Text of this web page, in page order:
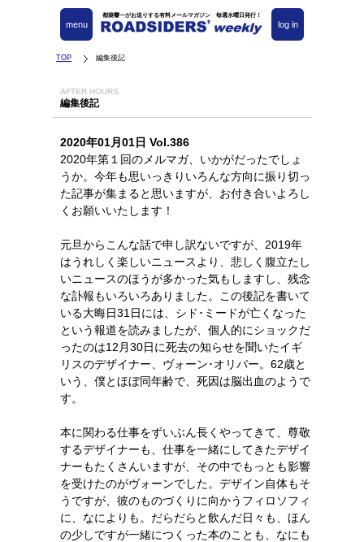
都築響一がお送りする有料メールマガジン 毎週水曜日発行！
log in
menu
TOP 編集後記
AFTER HOURS
編集後記
2020年01月01日 Vol.386
2020年第１回のメルマガ、いかがだったでしょ
うか。今年も思いっきりいろんな方向に振り切っ
た記事が集まると思いますが、お付き合いよろし
くお願いいたします！
元旦からこんな話で申し訳ないですが、2019年
はうれしく楽しいニュースより、悲しく腹立たし
いニュースのほうが多かった気もしますし、残念
な訃報もいろいろありました。この後記を書いて
いる大晦日31日には、シド･ミードが亡くなった
という報道を読みましたが、個人的にショックだ
ったのは12月30日に死去の知らせを聞いたイギ
リスのデザイナー、ヴォーン･オリバー。62歳と
いう、僕とほぼ同年齢で、死因は脳出血のようで
す。
本に関わる仕事をずいぶん長くやってきて、尊敬
するデザイナーも、仕事を一緒にしてきたデザイ
ナーもたくさんいますが、その中でもっとも影響
を受けたのがヴォーンでした。デザイン自体もそ
うですが、彼のものづくりに向かうフィロソフィ
に、なによりも。だらだらと飲んだ日々も、ほん
の少しですが一緒につくった本のことも、なにも